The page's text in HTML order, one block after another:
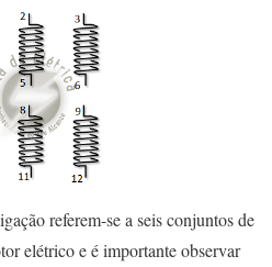
referem-se a seis conjuntos de
elétrico e é importante observar